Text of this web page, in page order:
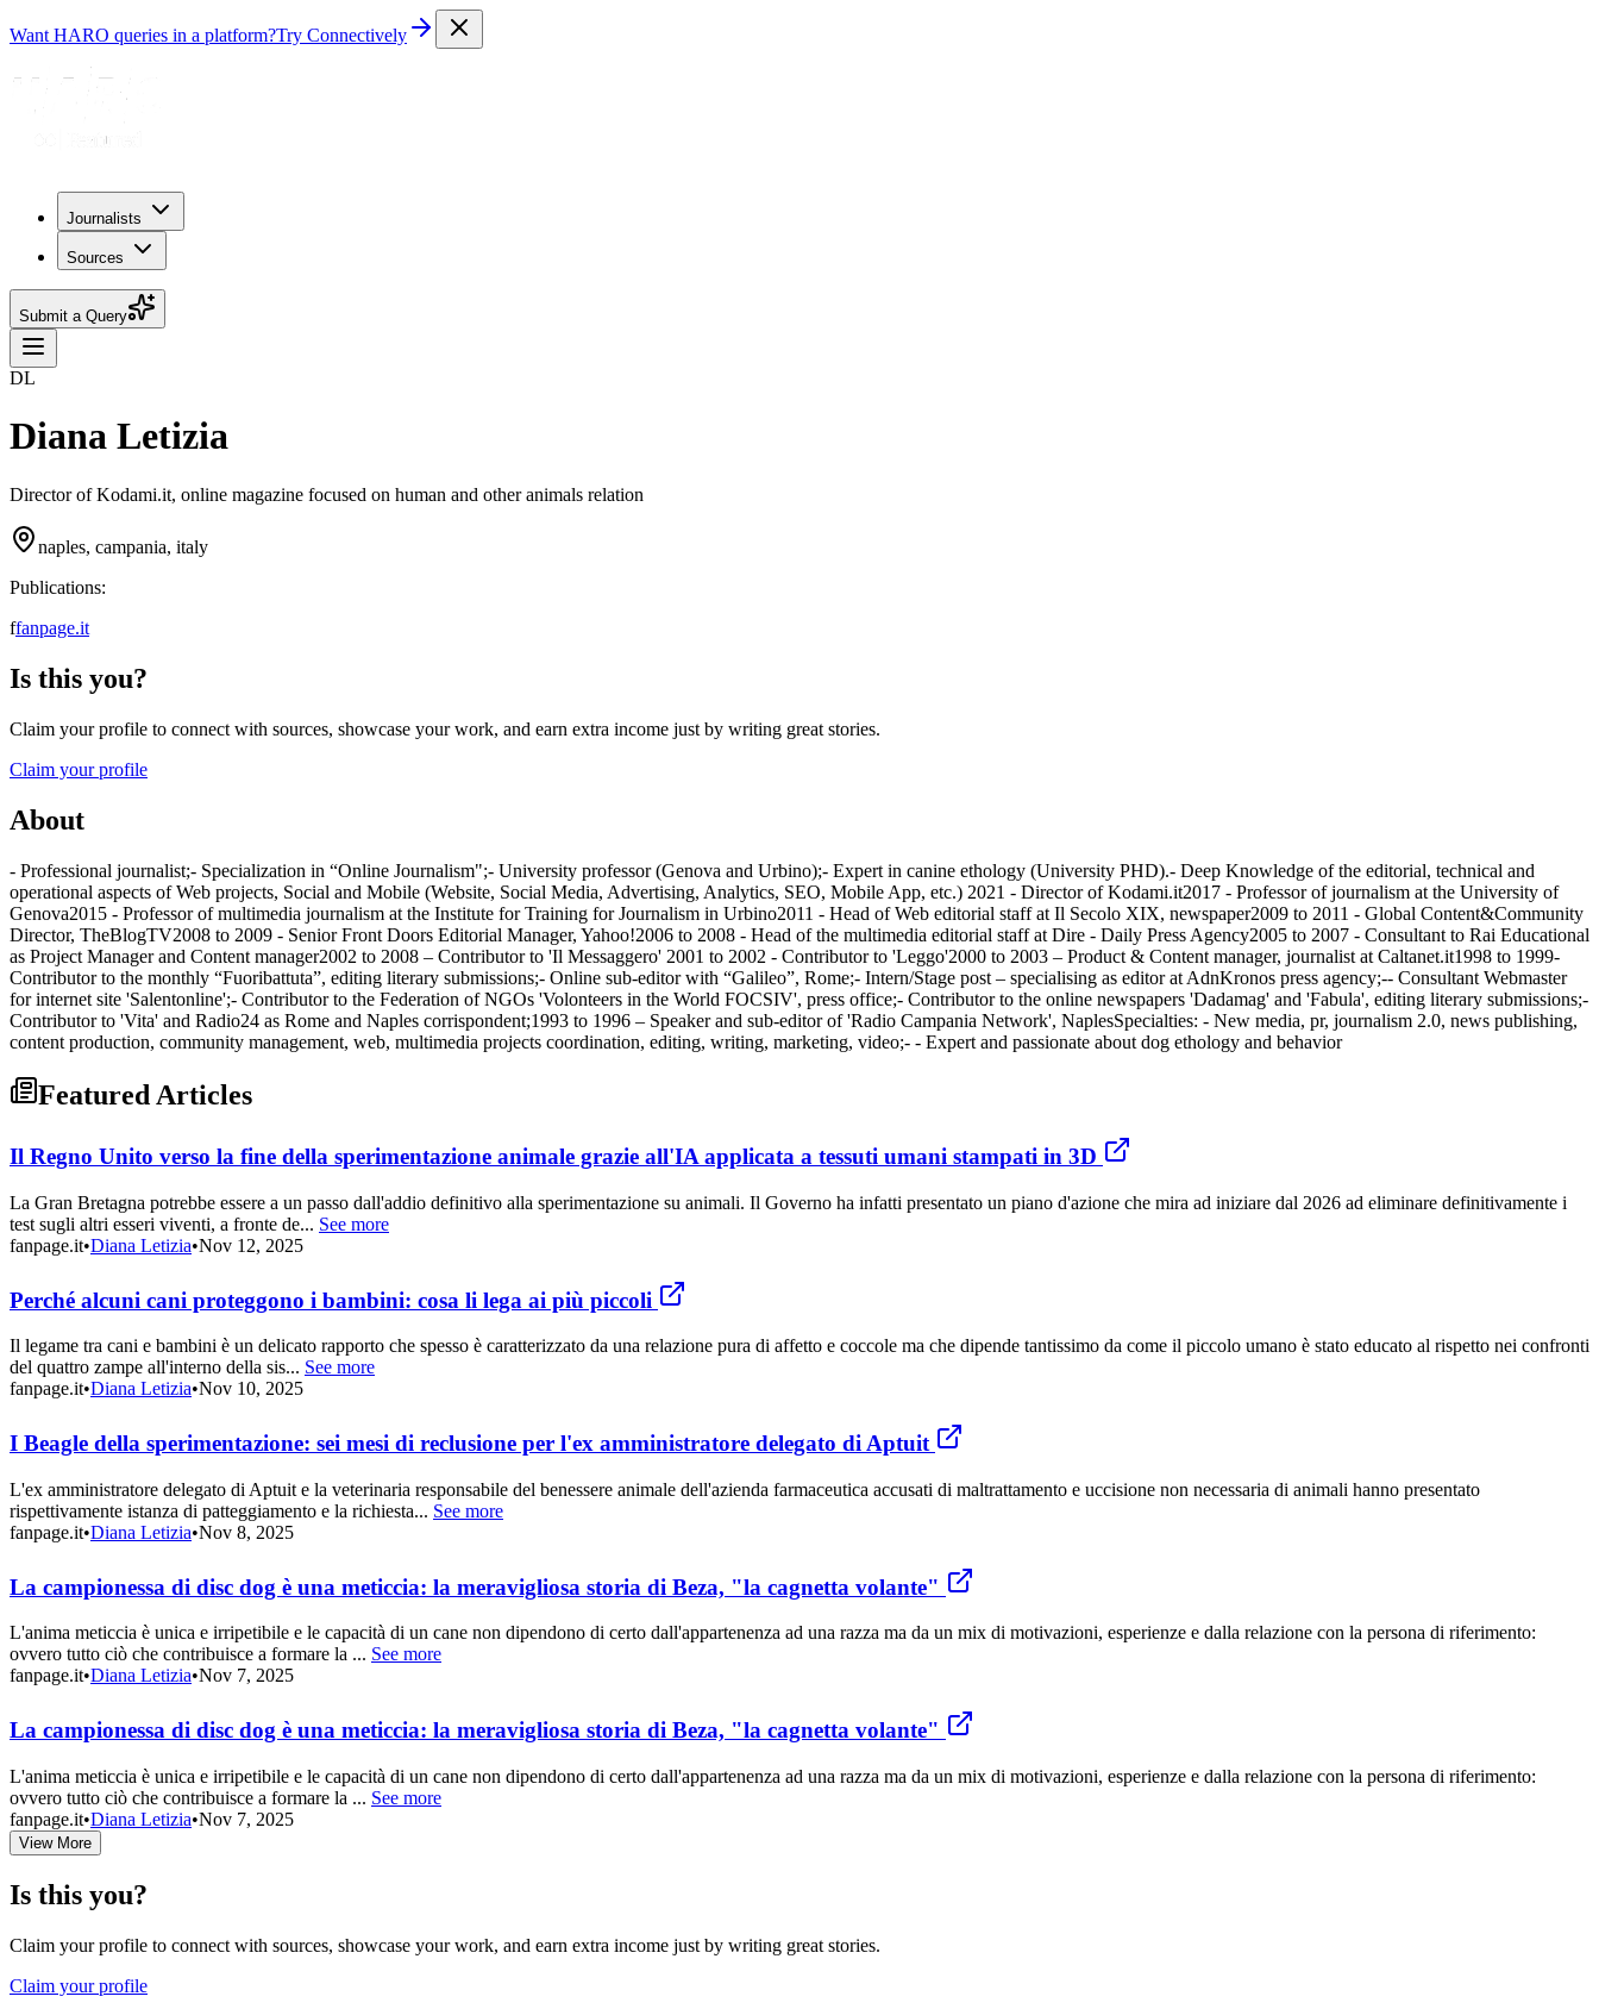
Want HARO queries in a platform?Try Connectively
Journalists
Sources
Submit a Query
DL
Diana Letizia
Director of Kodami.it, online magazine focused on human and other animals relation
naples, campania, italy
Publications:
ffanpage.it
Is this you?
Claim your profile to connect with sources, showcase your work, and earn extra income just by writing great stories.
Claim your profile
About
- Professional journalist;- Specialization in “Online Journalism";- University professor (Genova and Urbino);- Expert in canine ethology (University PHD).- Deep Knowledge of the editorial, technical and
operational aspects of Web projects, Social and Mobile (Website, Social Media, Advertising, Analytics, SEO, Mobile App, etc.) 2021 - Director of Kodami.it2017 - Professor of journalism at the University of
Genova2015 - Professor of multimedia journalism at the Institute for Training for Journalism in Urbino2011 - Head of Web editorial staff at Il Secolo XIX, newspaper2009 to 2011 - Global Content&Community
Director, TheBlogTV2008 to 2009 - Senior Front Doors Editorial Manager, Yahoo!2006 to 2008 - Head of the multimedia editorial staff at Dire - Daily Press Agency2005 to 2007 - Consultant to Rai Educational
as Project Manager and Content manager2002 to 2008 – Contributor to 'Il Messaggero' 2001 to 2002 - Contributor to 'Leggo'2000 to 2003 – Product & Content manager, journalist at Caltanet.it1998 to 1999-
Contributor to the monthly “Fuoribattuta”, editing literary submissions;- Online sub-editor with “Galileo”, Rome;- Intern/Stage post – specialising as editor at AdnKronos press agency;-- Consultant Webmaster
for internet site 'Salentonline';- Contributor to the Federation of NGOs 'Volonteers in the World FOCSIV', press office;- Contributor to the online newspapers 'Dadamag' and 'Fabula', editing literary submissions;-
Contributor to 'Vita' and Radio24 as Rome and Naples corrispondent;1993 to 1996 – Speaker and sub-editor of 'Radio Campania Network', NaplesSpecialties: - New media, pr, journalism 2.0, news publishing,
content production, community management, web, multimedia projects coordination, editing, writing, marketing, video;- - Expert and passionate about dog ethology and behavior
Featured Articles
Il Regno Unito verso la fine della sperimentazione animale grazie all'IA applicata a tessuti umani stampati in 3D
La Gran Bretagna potrebbe essere a un passo dall'addio definitivo alla sperimentazione su animali. Il Governo ha infatti presentato un piano d'azione che mira ad iniziare dal 2026 ad eliminare definitivamente i
test sugli altri esseri viventi, a fronte de... See more
fanpage.it•Diana Letizia•Nov 12, 2025
Perché alcuni cani proteggono i bambini: cosa li lega ai più piccoli
Il legame tra cani e bambini è un delicato rapporto che spesso è caratterizzato da una relazione pura di affetto e coccole ma che dipende tantissimo da come il piccolo umano è stato educato al rispetto nei confronti
del quattro zampe all'interno della sis... See more
fanpage.it•Diana Letizia•Nov 10, 2025
I Beagle della sperimentazione: sei mesi di reclusione per l'ex amministratore delegato di Aptuit
L'ex amministratore delegato di Aptuit e la veterinaria responsabile del benessere animale dell'azienda farmaceutica accusati di maltrattamento e uccisione non necessaria di animali hanno presentato
rispettivamente istanza di patteggiamento e la richiesta... See more
fanpage.it•Diana Letizia•Nov 8, 2025
La campionessa di disc dog è una meticcia: la meravigliosa storia di Beza, "la cagnetta volante"
L'anima meticcia è unica e irripetibile e le capacità di un cane non dipendono di certo dall'appartenenza ad una razza ma da un mix di motivazioni, esperienze e dalla relazione con la persona di riferimento:
ovvero tutto ciò che contribuisce a formare la ... See more
fanpage.it•Diana Letizia•Nov 7, 2025
La campionessa di disc dog è una meticcia: la meravigliosa storia di Beza, "la cagnetta volante"
L'anima meticcia è unica e irripetibile e le capacità di un cane non dipendono di certo dall'appartenenza ad una razza ma da un mix di motivazioni, esperienze e dalla relazione con la persona di riferimento:
ovvero tutto ciò che contribuisce a formare la ... See more
fanpage.it•Diana Letizia•Nov 7, 2025
View More
Is this you?
Claim your profile to connect with sources, showcase your work, and earn extra income just by writing great stories.
Claim your profile